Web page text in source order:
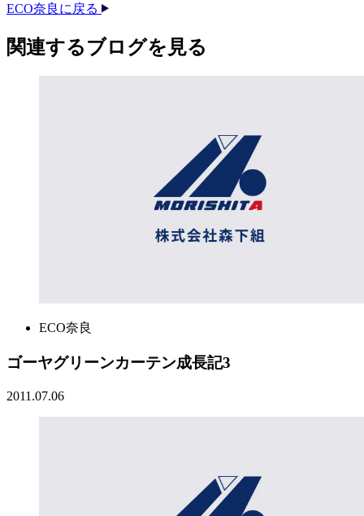
ECO奈良に戻る
関連する​ブログを​見る​
ECO奈良
ゴーヤグリーンカーテン成長記3
2011.07.06